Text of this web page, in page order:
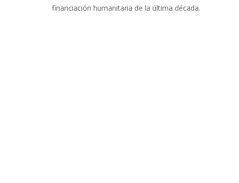
financiación humanitaria de la última década.